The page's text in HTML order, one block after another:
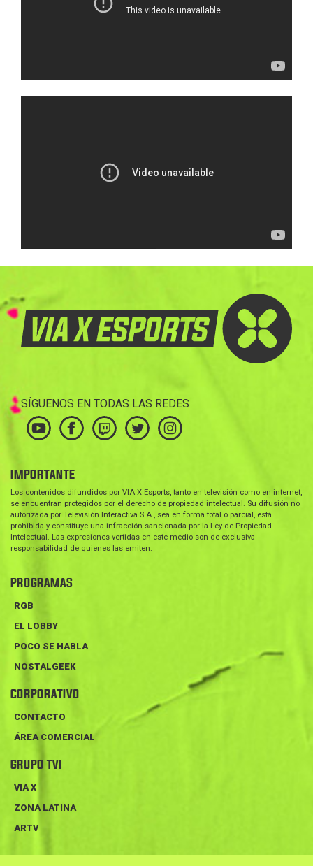
SÍGUENOS EN TODAS LAS REDES
IMPORTANTE
Los contenidos difundidos por VIA X Esports, tanto en televisión como en internet,
se encuentran protegidos por el derecho de propiedad intelectual. Su difusión no
autorizada por Televisión Interactiva S.A., sea en forma total o parcial, está
prohibida y constituye una infracción sancionada por la Ley de Propiedad
Intelectual. Las expresiones vertidas en este medio son de exclusiva
responsabilidad de quienes las emiten.
PROGRAMAS
RGB
EL LOBBY
POCO SE HABLA
NOSTALGEEK
CORPORATIVO
CONTACTO
ÁREA COMERCIAL
GRUPO TVI
VIA X
ZONA LATINA
ARTV